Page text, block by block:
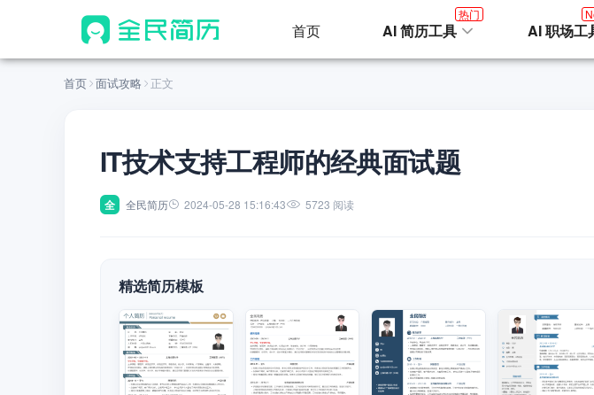
首页 AI 简历工具
热门
AI 职场工
首页 面试攻略 正文
IT技术支持工程师的经典面试题
全 全民简历 2024-05-28 15:16:43 5723 阅读
精选简历模板